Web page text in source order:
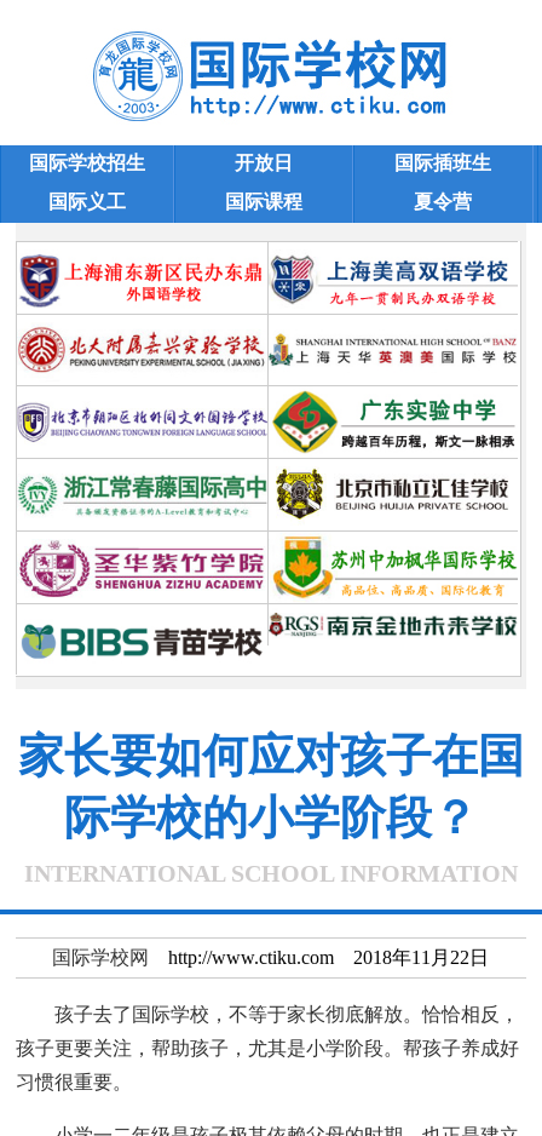
国际小学问答
国际学校招生 开放日
国际插班生
国际义工
国际课程
夏令营
学校大全
家长要如何应对孩子在国
际学校的小学阶段？
INTERNATIONAL SCHOOL INFORMATION
国际学校网 http://www.ctiku.com 2018年11月22日
孩子去了国际学校，不等于家长彻底解放。恰恰相反，
孩子更要关注，帮助孩子，尤其是小学阶段。帮孩子养成好
习惯很重要。